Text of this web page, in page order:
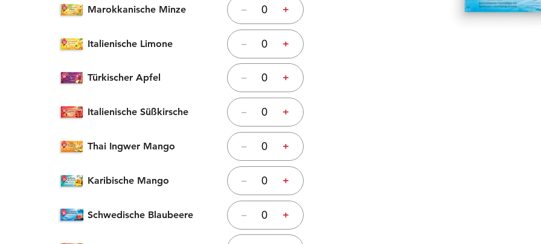
Marokkanische Minze – +
Italienische Limone – +
Türkischer Apfel – +
Italienische Süßkirsche – +
Thai Ingwer Mango – +
Karibische Mango – +
Schwedische Blaubeere – +